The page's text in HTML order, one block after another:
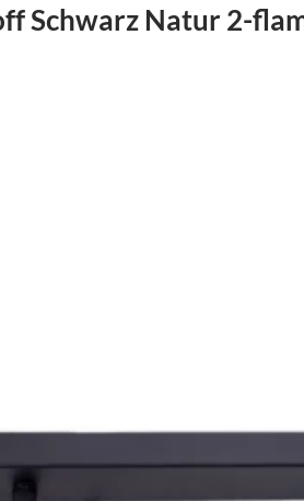
Schwarz Natur 2-